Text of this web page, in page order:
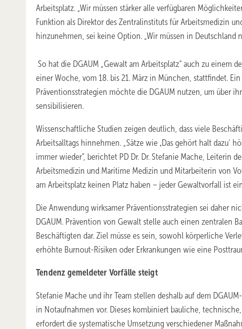
Arbeitsplatz. „Wir müssen stärker alle verfügbaren
Funktion als Direktor des Zentralinstituts für Arbeitsmedizin
hinzunehmen, sei keine Option. „Wir müssen in Deutschland
So hat die DGAUM „Gewalt am Arbeitsplatz“ auch zu einem
einer Woche, vom 18. bis 21. März in München, stattfindet.
Präventionsstrategien möchte die DGAUM nutzen, um über
sensibilisieren.
Wissenschaftliche Studien zeigen deutlich, dass viele
Arbeitsalltags hinnehmen. „Sätze wie ‚Das gehört halt
immer wieder“, berichtet PD Dr. Dr. Stefanie Mache, Leiterin
Arbeitsmedizin und Maritime Medizin und Mitarbeiterin von
am Arbeitsplatz keinen Platz haben – jeder Gewaltvorfall ist
Die Anwendung wirksamer Präventionsstrategien sei daher
DGAUM. Prävention von Gewalt stelle auch einen zentralen
Beschäftigten dar. Ziel müsse es sein, sowohl körperliche
erhöhte Burnout-Risiken oder Erkrankungen wie eine
Tendenz gemeldeter Vorfälle steigt
Stefanie Mache und ihr Team stellen deshalb auf dem
in Notaufnahmen vor. Dieses kombiniert bauliche,
erfordert die systematische Umsetzung verschiedener